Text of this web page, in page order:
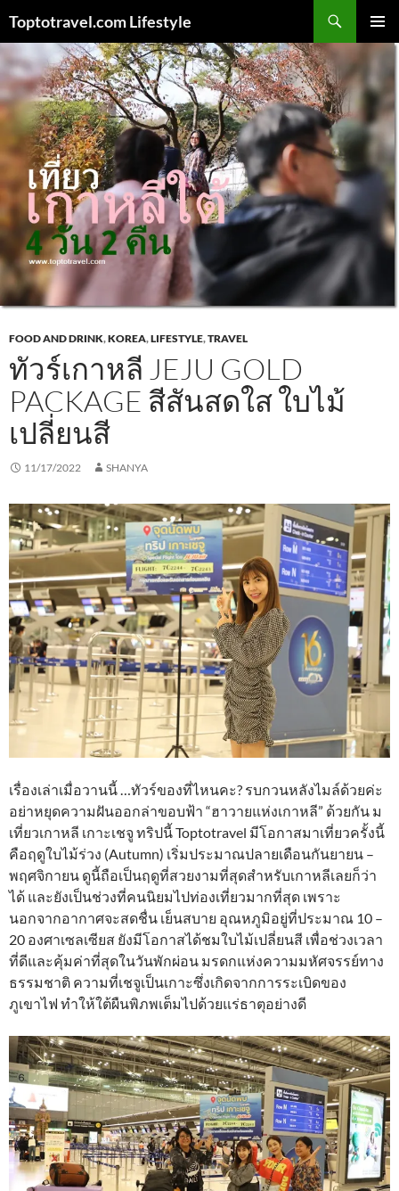
content
Toptotravel.com Lifestyle
FOOD AND DRINK,KOREA,LIFESTYLE,TRAVEL
ทัวร์เกาหลี JEJU GOLD
PACKAGE สีสันสดใส ใบไม้
เปลี่ยนสี
11/17/2022 SHANYA
เรื่องเล่าเมื่อวานนี้ …ทัวร์ของที่ไหนคะ? รบกวนหลังไมล์ด้วยค่ะ
อย่าหยุดความฝันออกล่าขอบฟ้า “ฮาวายแห่งเกาหลี” ด้วยกัน ม
เที่ยวเกาหลี เกาะเชจู ทริปนี้ Toptotravel มีโอกาสมาเที่ยวครั้งนี้
คือฤดูใบไม้ร่วง (Autumn) เริ่มประมาณปลายเดือนกันยายน –
พฤศจิกายน ดูนี้ถือเป็นฤดูที่สวยงามที่สุดสำหรับเกาหลีเลยก็ว่า
ได้ และยังเป็นช่วงที่คนนิยมไปท่องเที่ยวมากที่สุด เพราะ
นอกจากอากาศจะสดชื่น เย็นสบาย อุณหภูมิอยู่ที่ประมาณ 10 –
20 องศาเซลเซียส ยังมีโอกาสได้ชมใบไม้เปลี่ยนสี เพื่อช่วงเวลา
ที่ดีและคุ้มค่าที่สุดในวันพักผ่อน มรดกแห่งความมหัศจรรย์ทาง
ธรรมชาติ ความที่เชจูเป็นเกาะซึ่งเกิดจากการระเบิดของ
ภูเขาไฟ ทำให้ใต้ผืนพิภพเต็มไปด้วยแร่ธาตุอย่างดี